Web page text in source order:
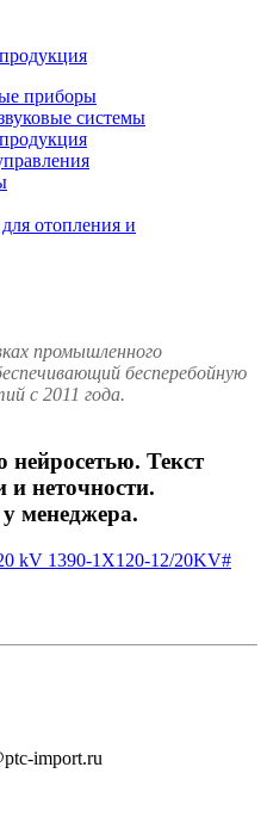
приборы
системы
отопления и
промышленного
бесперебойную
с 2011 года.
нейросетью. Текст
неточности.
менеджера.
import.ru